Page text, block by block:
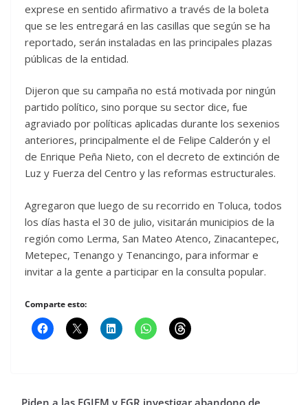
exprese en sentido afirmativo a través de la boleta
que se les entregará en las casillas que según se ha
reportado, serán instaladas en las principales plazas
públicas de la entidad.
Dijeron que su campaña no está motivada por ningún
partido político, sino porque su sector dice, fue
agraviado por políticas aplicadas durante los sexenios
anteriores, principalmente el de Felipe Calderón y el
de Enrique Peña Nieto, con el decreto de extinción de
Luz y Fuerza del Centro y las reformas estructurales.
Agregaron que luego de su recorrido en Toluca, todos
los días hasta el 30 de julio, visitarán municipios de la
región como Lerma, San Mateo Atenco, Zinacantepec,
Metepec, Tenango y Tenancingo, para informar e
invitar a la gente a participar en la consulta popular.
Comparte esto: